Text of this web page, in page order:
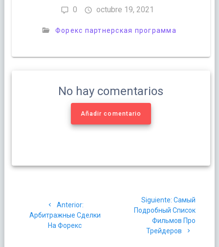
0 octubre 19, 2021
Форекс партнерская программа
No hay comentarios
Añadir comentario
de
entradas
Anterior:Post
anterior:
Арбитражные Сделки
На Форекс
Siguiente: Siguiente
post:
Самый
Подробный Список
Фильмов Про
Трейдеров